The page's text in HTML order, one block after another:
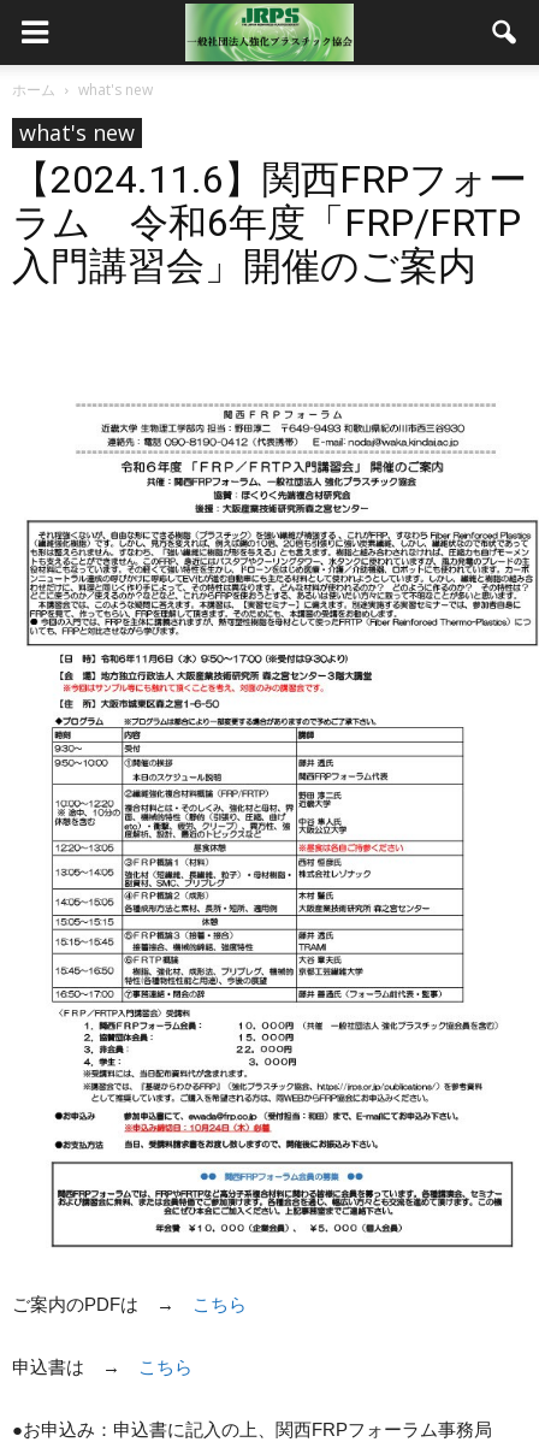
ホーム what's new
what's new
【2024.11.6】関西FRPフォー
ラム 令和6年度「FRP/FRTP
入門講習会」開催のご案内
ご案内のPDFは → こちら
申込書は → こちら
●お申込み：申込書に記入の上、関西FRPフォーラム事務局